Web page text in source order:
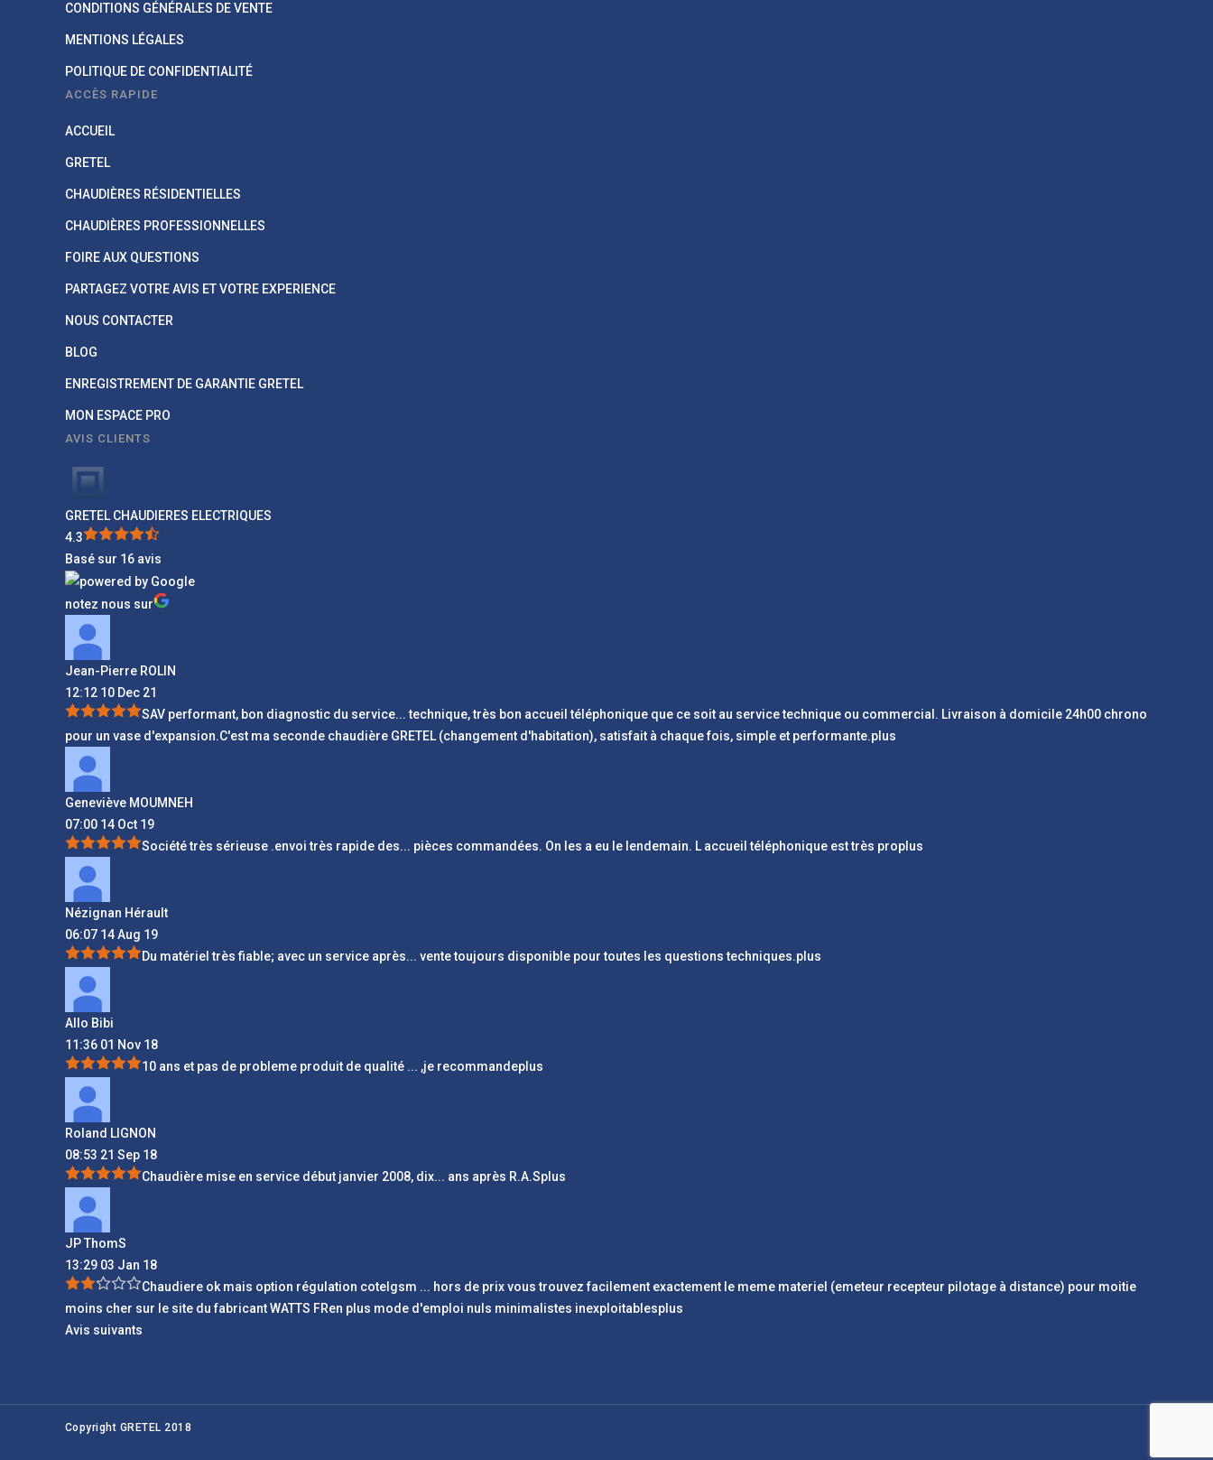
CONDITIONS GÉNÉRALES DE VENTE
MENTIONS LÉGALES
POLITIQUE DE CONFIDENTIALITÉ
ACCÈS RAPIDE
ACCUEIL
GRETEL
CHAUDIÈRES RÉSIDENTIELLES
CHAUDIÈRES PROFESSIONNELLES
FOIRE AUX QUESTIONS
PARTAGEZ VOTRE AVIS ET VOTRE EXPERIENCE
NOUS CONTACTER
BLOG
ENREGISTREMENT DE GARANTIE GRETEL
MON ESPACE PRO
AVIS CLIENTS
GRETEL CHAUDIERES ELECTRIQUES
4.3
Basé sur 16 avis
notez nous sur
Jean-Pierre ROLIN
12:12 10 Dec 21
SAV performant, bon diagnostic du service...technique, très bon accueil téléphonique que ce soit au service technique ou commercial. Livraison à domicile 24h00 chrono
pour un vase d'expansion.C'est ma seconde chaudière GRETEL (changement d'habitation), satisfait à chaque fois, simple et performante.plus
Geneviève MOUMNEH
07:00 14 Oct 19
Société très sérieuse .envoi très rapide des... pièces commandées. On les a eu le lendemain. L accueil téléphonique est très proplus
Nézignan Hérault
06:07 14 Aug 19
Du matériel très fiable; avec un service après... vente toujours disponible pour toutes les questions techniques.plus
Allo Bibi
11:36 01 Nov 18
10 ans et pas de probleme produit de qualité ... ,je recommandeplus
Roland LIGNON
08:53 21 Sep 18
Chaudière mise en service début janvier 2008, dix... ans après R.A.Splus
JP ThomS
13:29 03 Jan 18
Chaudiere ok mais option régulation cotelgsm ... hors de prix vous trouvez facilement exactement le meme materiel (emeteur recepteur pilotage à distance) pour moitie
moins cher sur le site du fabricant WATTS FRen plus mode d'emploi nuls minimalistes inexploitablesplus
Avis suivants
Copyright GRETEL 2018